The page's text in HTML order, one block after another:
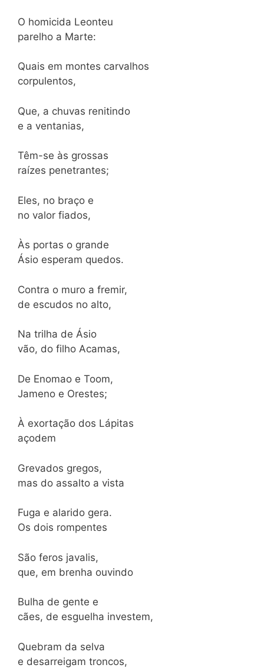
O homicida Leonteu
parelho a Marte:
Quais em montes carvalhos
corpulentos,
Que, a chuvas renitindo
e a ventanias,
Têm-se às grossas
raízes penetrantes;
Eles, no braço e
no valor fiados,
Às portas o grande
Ásio esperam quedos.
Contra o muro a fremir,
de escudos no alto,
Na trilha de Ásio
vão, do filho Acamas,
De Enomao e Toom,
Jameno e Orestes;
À exortação dos Lápitas
açodem
Grevados gregos,
mas do assalto a vista
Fuga e alarido gera.
Os dois rompentes
São feros javalis,
que, em brenha ouvindo
Bulha de gente e
cães, de esguelha investem,
Quebram da selva
e desarreigam troncos,